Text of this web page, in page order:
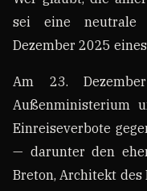
sei eine neutrale
Dezember 2025
Am 23.
Außenministerium
Einreiseverbote
— darunter den
Breton, Architekt des